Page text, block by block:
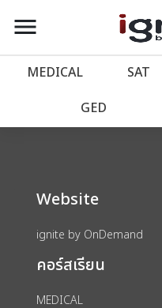
account_balance หน้าแรก
เว็บไซต์อิกไนท์
import_contacts วางแผนการเรี
account_circle เข้าสู่ระบบ
assignment ลงทะเบียน
menu
MEDICAL SAT
GED
We could not
Website
ignite by OnDemand
คอร์สเรียน
MEDICAL